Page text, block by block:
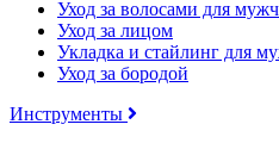
Уход за волосами для
Уход за лицом
Укладка и стайлинг для
Уход за бородой
Инструменты